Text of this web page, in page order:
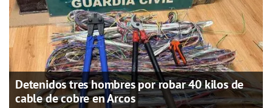
Detenidos tres hombres por robar 40 kilos de
cable de cobre en Arcos